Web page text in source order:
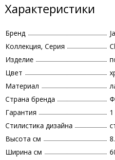
Характеристики
Бренд
Коллекция, Серия
Изделие
Цвет
Материал
Страна бренда
Гарантия
Стилистика дизайна
Высота см
Ширина см